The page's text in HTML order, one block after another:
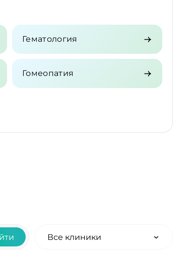
Гематология
Гомеопатия
Все клиники